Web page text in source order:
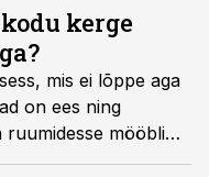
õuest tuppa
aknad oleksid
vastu. Selliseid
Uksetehas juba
kerge
mis ei lõppe aga
on ees ning
ruumidesse mööbli